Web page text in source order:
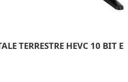
TERRESTRE HEVC 10 BIT E